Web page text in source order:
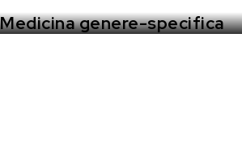
Medicina genere-specifica